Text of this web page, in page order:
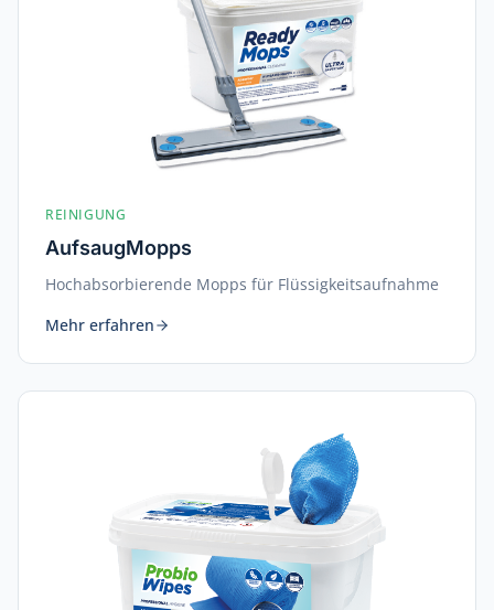
REINIGUNG
AufsaugMopps
Hochabsorbierende Mopps für Flüssigkeitsaufnahme
Mehr erfahren